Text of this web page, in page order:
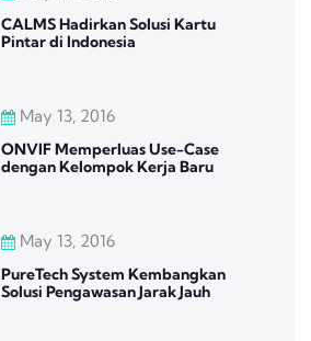
CALMS Hadirkan Solusi Kartu
Pintar di Indonesia
May 13, 2016
ONVIF Memperluas Use-Case
dengan Kelompok Kerja Baru
May 13, 2016
PureTech System Kembangkan
Solusi Pengawasan Jarak Jauh